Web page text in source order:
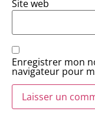
Site web
Enregistrer mon
navigateur pour